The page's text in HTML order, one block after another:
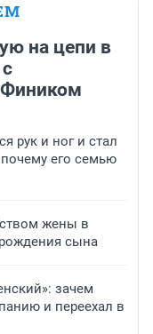
на цепи в
рук и ног и стал
его семью
жены в
рождения сына
зачем
и переехал в